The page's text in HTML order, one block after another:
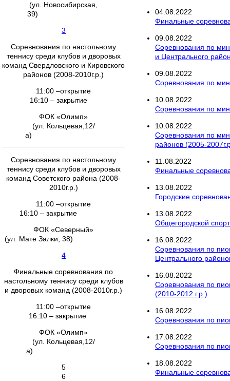
(ул. Новосибирская,
39)
3
Соревнования по настольному
теннису среди клубов и дворовых
команд Свердловского и Кировского
районов (2008-2010г.р.)
11:00 –открытие
16:10 – закрытие
ФОК «Олимп»
(ул. Кольцевая,12/
а)
Соревнования по настольному
теннису среди клубов и дворовых
команд Советского района (2008-
2010г.р.)
11:00 –открытие
16:10 – закрытие
ФОК «Северный»
(ул. Мате Залки, 38)
4
Финальные соревнования по
настольному теннису среди клубов
и дворовых команд (2008-2010г.р.)
11:00 –открытие
16:10 – закрытие
ФОК «Олимп»
(ул. Кольцевая,12/
а)
5
6
04.08.2022
Финальные
09.08.2022
Соревнования по
и Центрального
09.08.2022
Соревнования по
10.08.2022
Соревнования по
10.08.2022
Соревнования по
районов (2005-
11.08.2022
Финальные
13.08.2022
Городские
13.08.2022
Общегородской
16.08.2022
Соревнования по
Центрального
16.08.2022
Соревнования по
(2010-2012 г.р.)
16.08.2022
Соревнования по
17.08.2022
Соревнования по
18.08.2022
Финальные